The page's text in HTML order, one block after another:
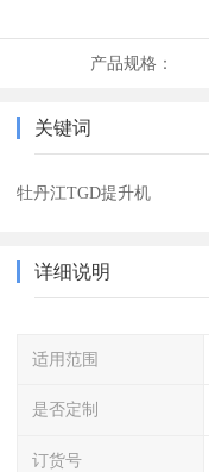
产品规格：
关键词
牡丹江TGD提升机
详细说明
适用范围
是否定制
订货号